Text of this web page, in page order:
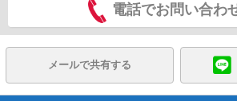
電話でお問い合わ
メールで共有する